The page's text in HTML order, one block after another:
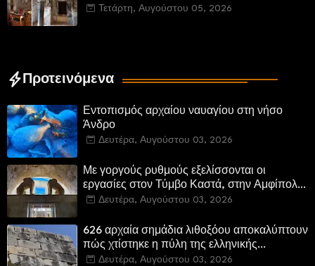
Καστοριά και έπεται το αποκαταστημένο
Τετάρτη, Αυγούστου 05, 2026
Προτεινόμενα
Εντοπισμός αρχαίου ναυαγίου στη νήσο
Άνδρο
Δευτέρα, Αυγούστου 03, 2026
Με γοργούς ρυθμούς εξελίσσονται οι
εργασίες στον Τύμβο Καστά, στην Αμφίπολη.
Αποδίδονται μνημεία της πόλης
Δευτέρα, Αυγούστου 03, 2026
626 αρχαία σημάδια λιθοξόου αποκαλύπτουν
πώς χτίστηκε η πύλη της ελληνικής
Πτολεμαΐδας στη Λιβύη
Δευτέρα, Αυγούστου 03, 2026